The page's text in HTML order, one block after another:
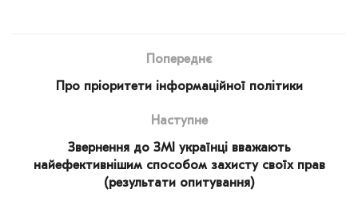
Попереднє
Про пріоритети інформаційної політики
Наступне
Звернення до ЗМІ українці вважають
найефективнішим способом захисту своїх прав
(результати опитування)